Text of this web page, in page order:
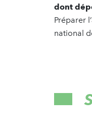
dont
Préparer
national